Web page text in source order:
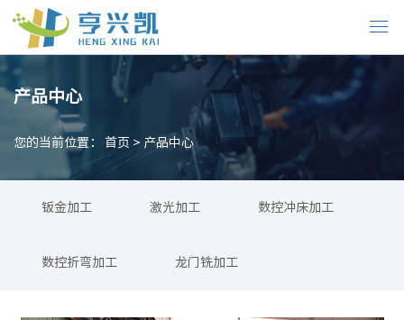
产品中心
您的当前位置： 首页 > 产品中心
钣金加工 激光加工 数控冲床加工
数控折弯加工 龙门铣加工